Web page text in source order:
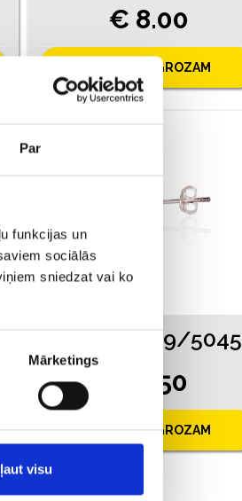
Par
funkcijas un
sociālās
sniedzat vai ko
Mārketings
visu
€ 8.00
PIEVIENOT GROZAM
Auskari 149/5045
€ 5.50
PIEVIENOT GROZAM